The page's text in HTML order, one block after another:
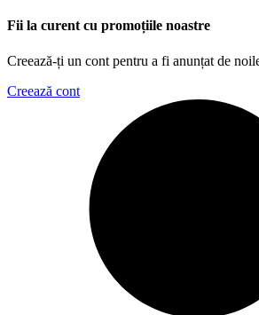
Fii la curent cu promoțiile noastre
Creează-ți un cont pentru a fi anunțat de
Creează cont